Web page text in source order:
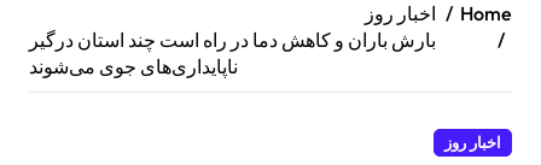
Home
اخبار روز
بارش باران و کاهش دما در راه است چند استان درگیر
ناپایداری‌های جوی می‌شوند
اخبار روز